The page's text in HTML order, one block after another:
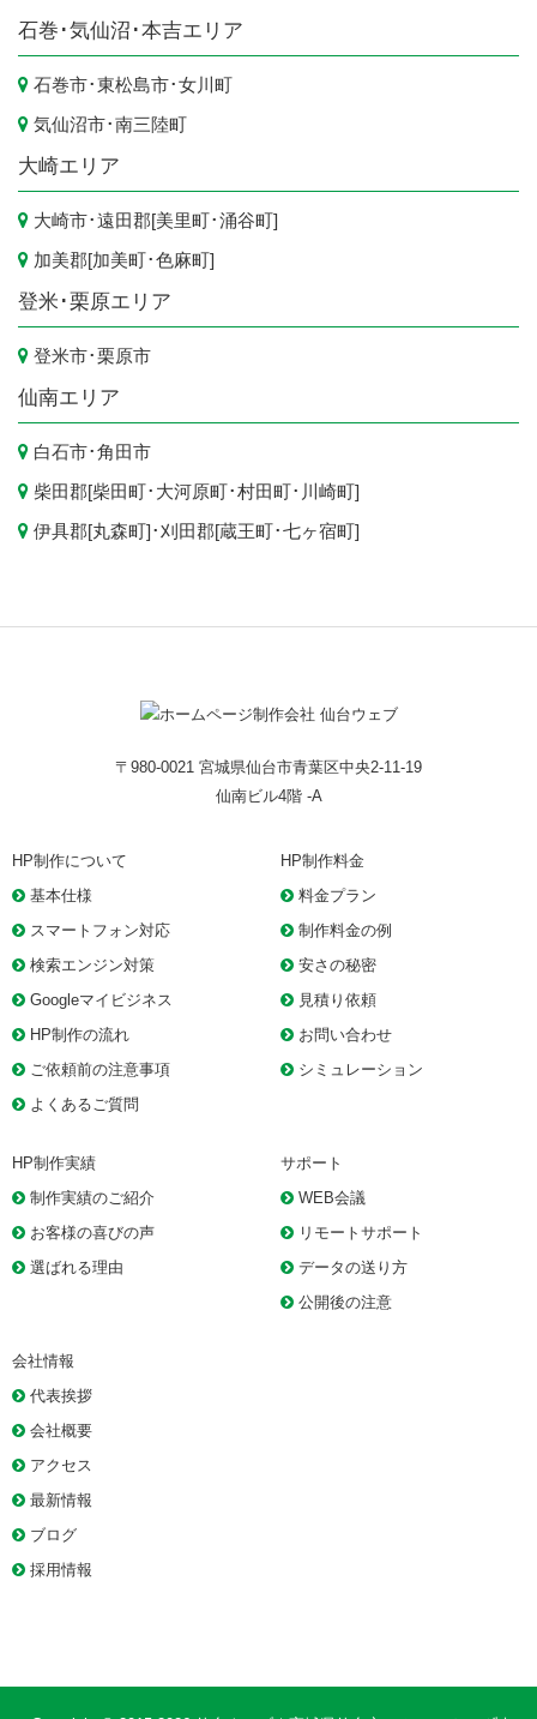
石巻･気仙沼･本吉エリア
石巻市･東松島市･女川町
気仙沼市･南三陸町
大崎エリア
大崎市･遠田郡[美里町･涌谷町]
加美郡[加美町･色麻町]
登米･栗原エリア
登米市･栗原市
仙南エリア
白石市･角田市
柴田郡[柴田町･ 大河原町･村田町･ 川崎町]
伊具郡[丸森町]･刈田郡[蔵王町･七ヶ宿町]
〒980-0021 宮城県仙台市青葉区中央2-11-19
仙南ビル4階 -A
HP制作について
基本仕様
スマートフォン対応
検索エンジン対策
Googleマイビジネス
HP制作の流れ
ご依頼前の注意事項
よくあるご質問
HP制作料金
料金プラン
制作料金の例
安さの秘密
見積り依頼
お問い合わせ
シミュレーション
HP制作実績
制作実績のご紹介
お客様の喜びの声
選ばれる理由
サポート
WEB会議
リモートサポート
データの送り方
公開後の注意
会社情報
代表挨拶
会社概要
アクセス
最新情報
ブログ
採用情報